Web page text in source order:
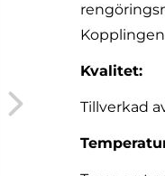
Cejn eSafe
BSP-gänga
Kvalitet:
Tillverkad